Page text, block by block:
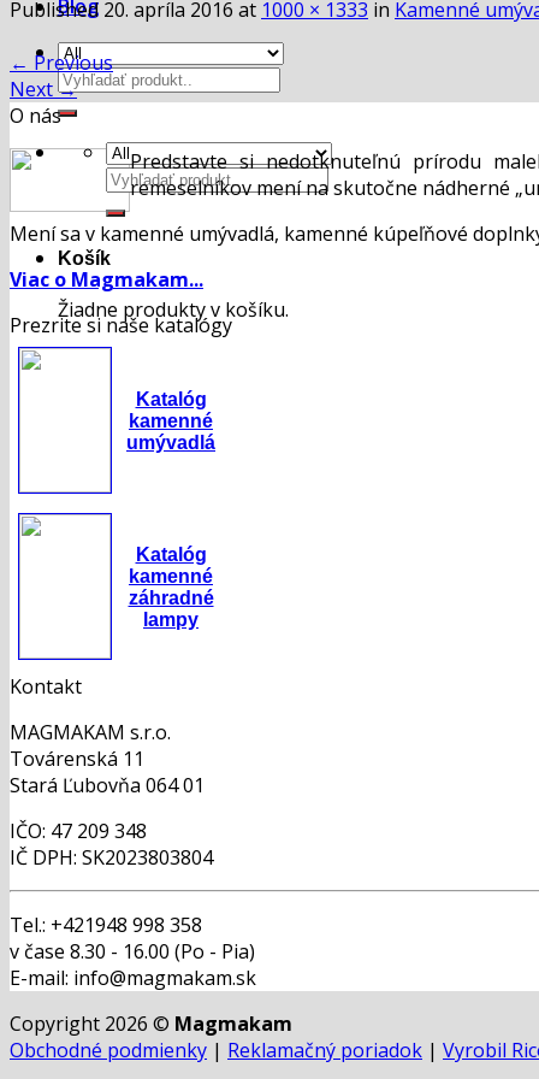
Blog
Hľadať:
Hľadať:
Košík
Žiadne produkty v košíku.
Published 20. apríla 2016 at 1000 × 1333 in Kamenné
← Previous
Next→
O nás
Predstavte si nedotknuteľnú prírodu
remeselníkov mení na skutočne nádherné
Mení sa v kamenné umývadlá, kamenné kúpeľňové
Viac o Magmakam...
Prezrite si naše katalógy
Katalóg
kamenné
umývadlá
Katalóg
kamenné
záhradné
lampy
Kontakt
MAGMAKAM s.r.o.
Továrenská 11
Stará Ľubovňa 064 01
IČO: 47 209 348
IČ DPH: SK2023803804
Tel.: +421948 998 358
v čase 8.30 - 16.00 (Po - Pia)
E-mail: info@magmakam.sk
Copyright 2026 © Magmakam
Obchodné podmienky | Reklamačný poriadok | Vyrobil